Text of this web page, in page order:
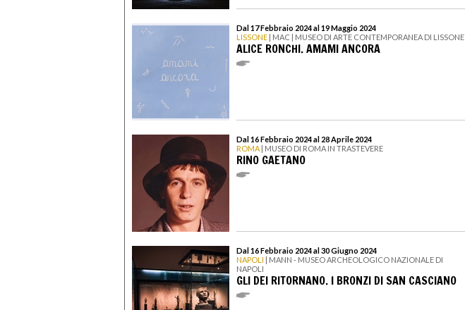
Dal 17 Febbraio 2024 al 19 Maggio 2024
LISSONE | MAC | MUSEO DI ARTE CONTEMPORANEA DI LISSONE
ALICE RONCHI. AMAMI ANCORA
Dal 16 Febbraio 2024 al 28 Aprile 2024
ROMA | MUSEO DI ROMA IN TRASTEVERE
RINO GAETANO
Dal 16 Febbraio 2024 al 30 Giugno 2024
NAPOLI | MANN - MUSEO ARCHEOLOGICO NAZIONALE DI
NAPOLI
GLI DEI RITORNANO. I BRONZI DI SAN CASCIANO